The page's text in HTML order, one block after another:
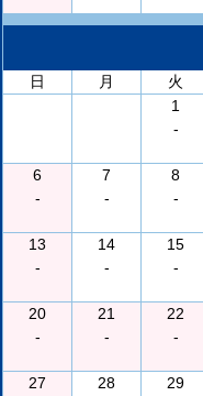
日
月 火
1
-
6
-
7
-
8
-
13
-
14
-
15
-
20
-
21
-
22
-
27
28
29